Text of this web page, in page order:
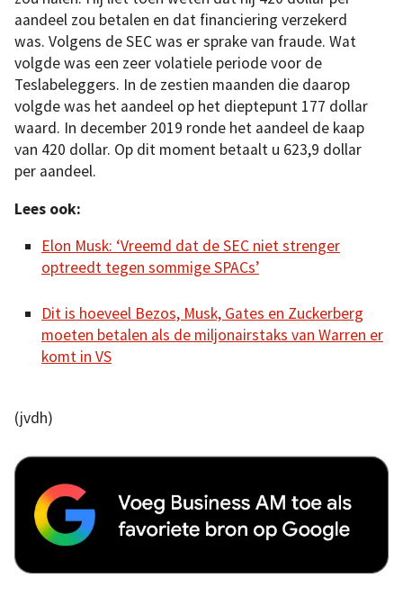
aandeel zou betalen en dat financiering verzekerd
was. Volgens de SEC was er sprake van fraude. Wat
volgde was een zeer volatiele periode voor de
Teslabeleggers. In de zestien maanden die daarop
volgde was het aandeel op het dieptepunt 177 dollar
waard. In december 2019 ronde het aandeel de kaap
van 420 dollar. Op dit moment betaalt u 623,9 dollar
per aandeel.
Lees ook:
Elon Musk: ‘Vreemd dat de SEC niet strenger
optreedt tegen sommige SPACs’
Dit is hoeveel Bezos, Musk, Gates en Zuckerberg
moeten betalen als de miljonairstaks van Warren er
komt in VS
(jvdh)